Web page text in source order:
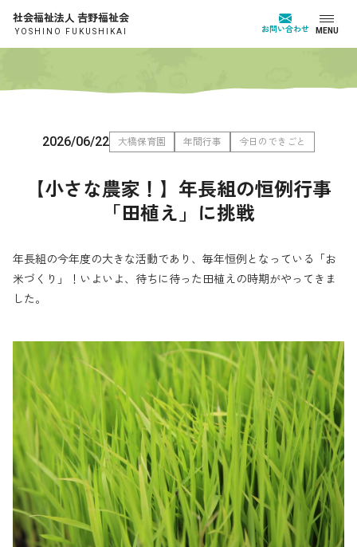
社会福祉法人 𠮷野福祉会
YOSHINO FUKUSHIKAI お問い合わせ MENU
2026/06/22 大橋保育園 年間行事 今日のできごと
【小さな農家！】年長組の恒例行事
「田植え」に挑戦
年長組の今年度の大きな活動であり、毎年恒例となっている「お
米づくり」！いよいよ、待ちに待った田植えの時期がやってきま
した。